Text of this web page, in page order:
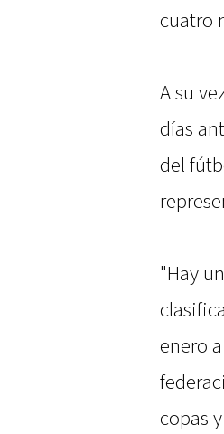
cuatro
A su
días
del
"Hay
enero
copas